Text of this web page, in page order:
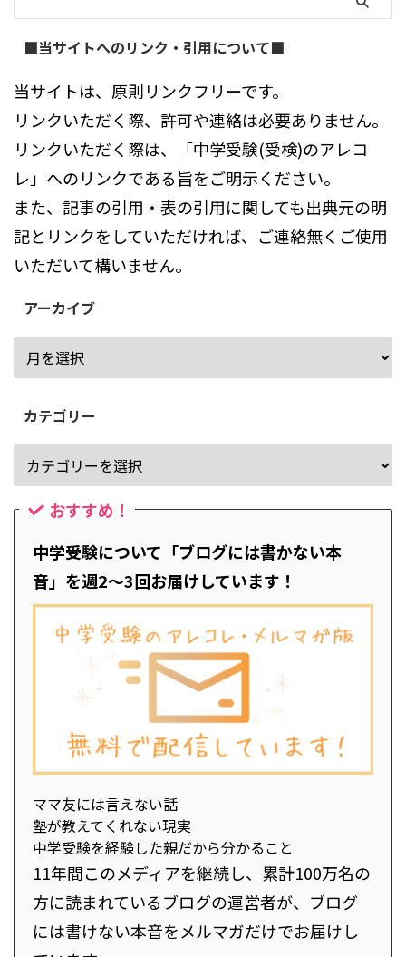
■当サイトへのリンク・引用について■
当サイトは、原則リンクフリーです。
リンクいただく際、許可や連絡は必要ありません。
リンクいただく際は、「中学受験(受検)のアレコ
レ」へのリンクである旨をご明示ください。
また、記事の引用・表の引用に関しても出典元の明
記とリンクをしていただければ、ご連絡無くご使用
いただいて構いません。
アーカイブ
カテゴリー
おすすめ！
中学受験について「ブログには書かない本
音」を週2～3回お届けしています！
ママ友には言えない話
塾が教えてくれない現実
中学受験を経験した親だから分かること
11年間このメディアを継続し、累計100万名の
方に読まれているブログの運営者が、ブログ
には書けない本音をメルマガだけでお届けし